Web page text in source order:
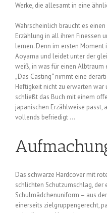
Werke, die allesamt in eine
Wahrscheinlich braucht es
Erzählung in all ihren Finessen
lernen. Denn im ersten Moment
Aoyama und leidet unter der
weiß, in was für einen Albtraum
„Das Casting“ nimmt eine
Heftigkeit nicht zu erwarten war
schließt das Buch mit einem
japanischen Erzählweise passt,
vollends befriedigt …
Das schwarze Hardcover mit
schlichten Schutzumschlag, der
Schulmädchenuniform – aus
einerseits zielgruppengerecht,